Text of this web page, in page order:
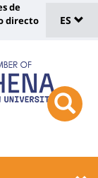
:
Shortcut
links
de
directo
de
ES